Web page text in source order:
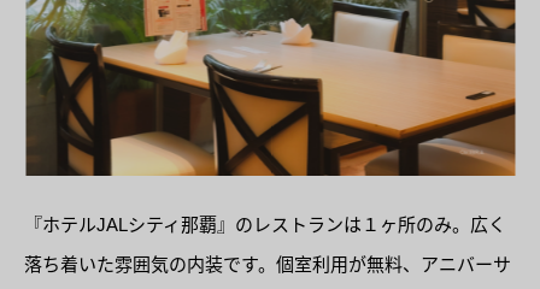
『ホテルJALシティ那覇』のレストランは１ヶ所のみ。広く
落ち着いた雰囲気の内装です。個室利用が無料、アニバーサ